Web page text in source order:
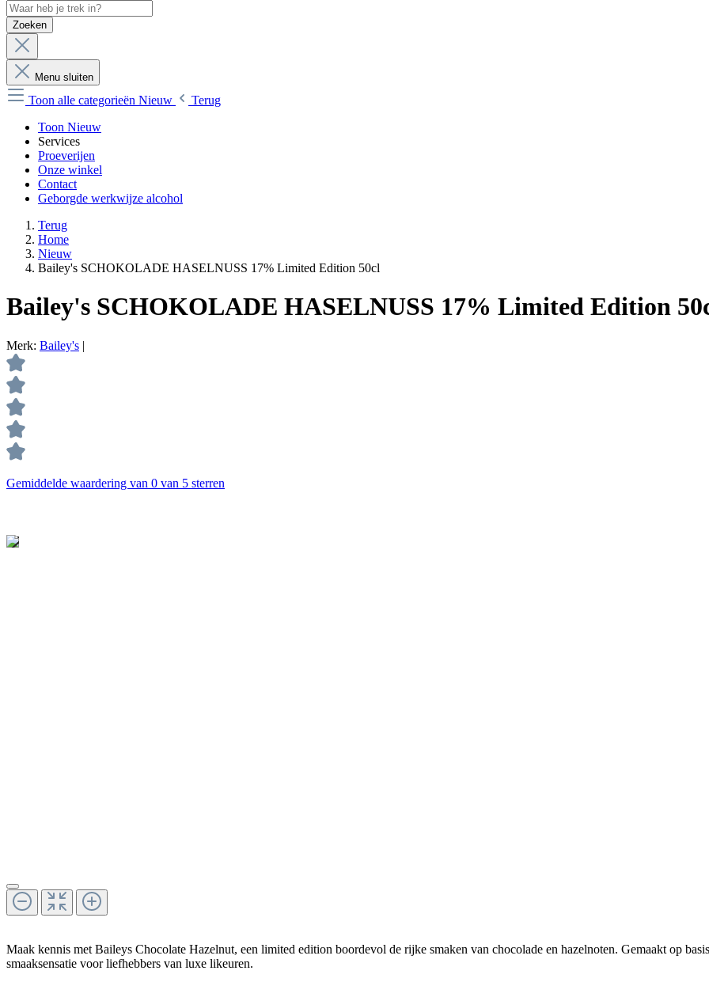
Zoeken
Menu sluiten
Toon alle categorieën Nieuw
Terug
Toon Nieuw
Services
Proeverijen
Onze winkel
Contact
Geborgde werkwijze alcohol
Terug
Home
Nieuw
Bailey's SCHOKOLADE HASELNUSS 17% Limited Edition 50cl
Bailey's SCHOKOLADE HASELNUSS 17% Limited Edition
Merk: Bailey's |
Gemiddelde waardering van 0 van 5 sterren
Maak kennis met Baileys Chocolate Hazelnut, een limited edition boordevol de rijke smaken van chocolade en hazelnoten. Gemaakt op
smaaksensatie voor liefhebbers van luxe likeuren.